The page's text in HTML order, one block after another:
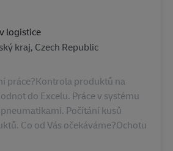
logistice
kraj, Czech Republic
práce?Kontrola produktů na
do Excelu. Práce v systému
pneumatikami. Počítání kusů
Co od Vás očekáváme?Ochotu